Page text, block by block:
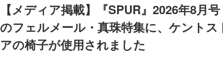
【メディア掲載】『SPUR』2026年8月号
のフェルメール・真珠特集に、ケントス
アの椅子が使用されました